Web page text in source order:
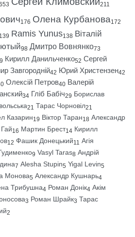
211
176 Олена Курбанова172
139 Ramis Yunus138 Віталій
98 Дмитро Вовнянко73
Кирилл Данильченко52 Сергей
Завгородній42 Юрий Христензен42
Олексій Петров40 Валерій
34 Гліб Бабіч29 Борислав
21 Тарас Чорновіл21
Казарин19 Віктор Таран18 Александр
16 Мартин Брест14 Кирилл
12 Фашик Донецький11 Агія
9 Vasyl Taras8 Андрій
7 Alesha Stupin5 Yigal Levin5
Монова5 Александр Кушнарь4
Трибушна4 Роман Донік4 Акім
3 Роман Шрайк3 Тарас
2